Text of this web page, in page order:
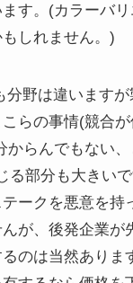
す。(カラーバ
しれません。)
分野は違います
らの事情(競合
からんでもない
る部分も大きい
ークを悪意を持
が、後発企業が
るのは当然ありま